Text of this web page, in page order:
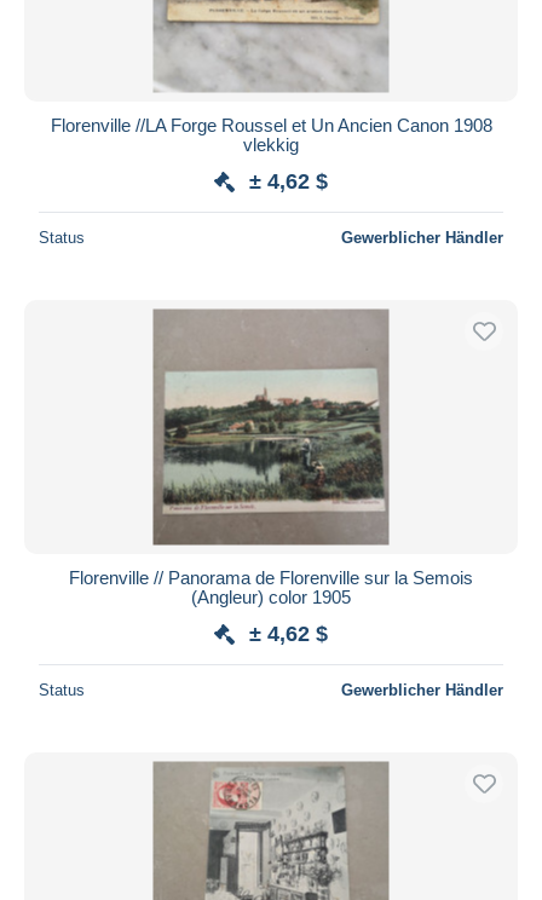
Florenville //LA Forge Roussel et Un Ancien Canon 1908
vlekkig
± 4,62 $
Status Gewerblicher Händler
Florenville // Panorama de Florenville sur la Semois
(Angleur) color 1905
± 4,62 $
Status Gewerblicher Händler